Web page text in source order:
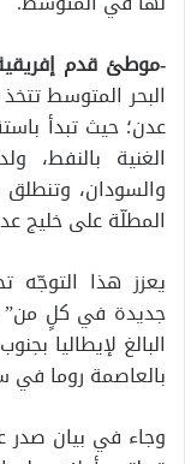
-موطئ قدم
البحر المتوسط
عدن؛ حيث تبدأ
الغنية بالنفط،
والسودان، وتنطلق
المطلّة على خليج
يعزز هذا التوجّه
جديدة في كلٍ من”
البالغ لإيطاليا
بالعاصمة روما في
وجاء في بيان صدر